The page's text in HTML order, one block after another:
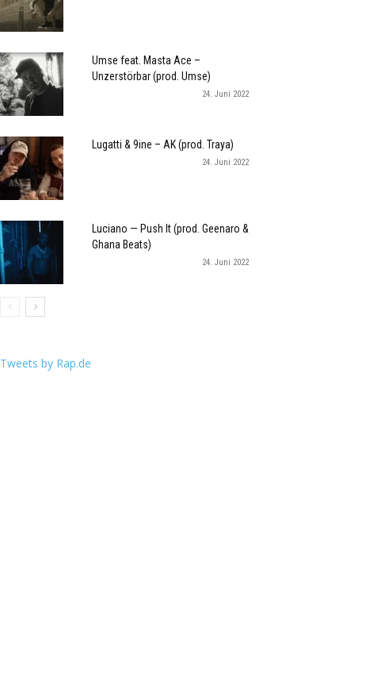
Umse feat. Masta Ace –
Unzerstörbar (prod. Umse)
24. Juni 2022
Lugatti & 9ine – AK (prod. Traya)
24. Juni 2022
Luciano — Push It (prod. Geenaro &
Ghana Beats)
24. Juni 2022
Tweets by Rap.de